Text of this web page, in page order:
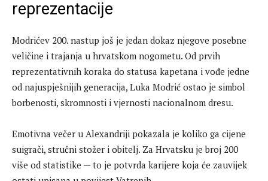
reprezentacije
Modrićev 200. nastup još je jedan dokaz njegove posebne
veličine i trajanja u hrvatskom nogometu. Od prvih
reprezentativnih koraka do statusa kapetana i vođe jedne
od najuspješnijih generacija, Luka Modrić ostao je simbol
borbenosti, skromnosti i vjernosti nacionalnom dresu.
Emotivna večer u Alexandriji pokazala je koliko ga cijene
suigrači, stručni stožer i obitelj. Za Hrvatsku je broj 200
više od statistike — to je potvrda karijere koja će zauvijek